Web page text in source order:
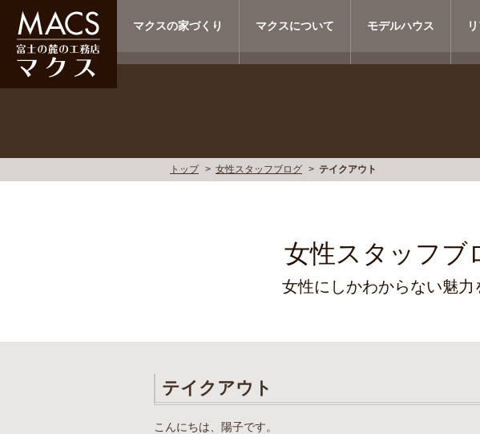
マクスの家づくり マクスについて モデルハウス
トップ 女性スタッフブログ テイクアウト
女性スタッフブ
女性にしかわからない魅力
テイクアウト
こんにちは、陽子です。